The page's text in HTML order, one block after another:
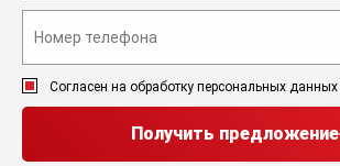
Согласен на обработку персональных данных
Получить предложение